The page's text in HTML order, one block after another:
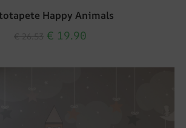
Happy Animals
€ 19.90